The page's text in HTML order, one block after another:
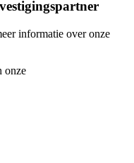
informatie over onze
onze